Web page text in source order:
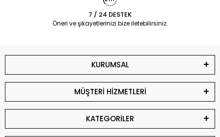
7 / 24 DESTEK
Öneri ve şikayetlerinizi bize iletebilirsiniz.
KURUMSAL
MÜŞTERİ HİZMETLERİ
KATEGORİLER